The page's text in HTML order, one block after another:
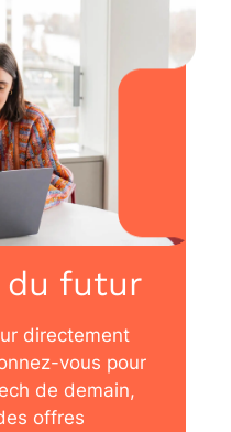
du futur
directement
vous pour
de demain,
offres